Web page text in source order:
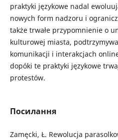
praktyki językowe nadal
nowych form nadzoru i
także trwałe przypomnienie o
kulturowej miasta,
komunikacji i interakcjach
dopóki te praktyki językowe
protestów.
Посилання
Zamęcki, Ł. Rewolucja